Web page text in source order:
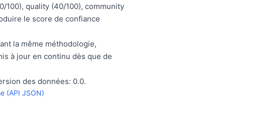
100), quality (40/100), community
le score de confiance
la même méthodologie,
à jour en continu dès que de
des données: 0.0.
(API JSON)